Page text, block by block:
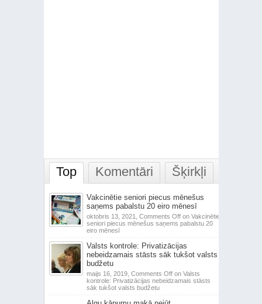
Top Komentāri Šķirkļi
Vakcinētie seniori piecus mēnešus
saņems pabalstu 20 eiro mēnesī
oktobris 13, 2021, Comments Offon Vakcinētie
seniori piecus mēnešus saņems pabalstu 20
eiro mēnesī
Valsts kontrole: Privatizācijas
nebeidzamais stāsts sāk tukšot valsts
budžetu
maijs 16, 2019, Comments Offon Valsts
kontrole: Privatizācijas nebeidzamais stāsts
sāk tukšot valsts budžetu